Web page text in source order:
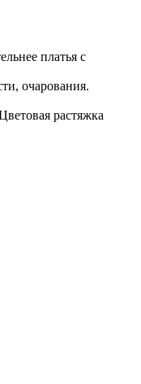
платья с
очарования.
растяжка